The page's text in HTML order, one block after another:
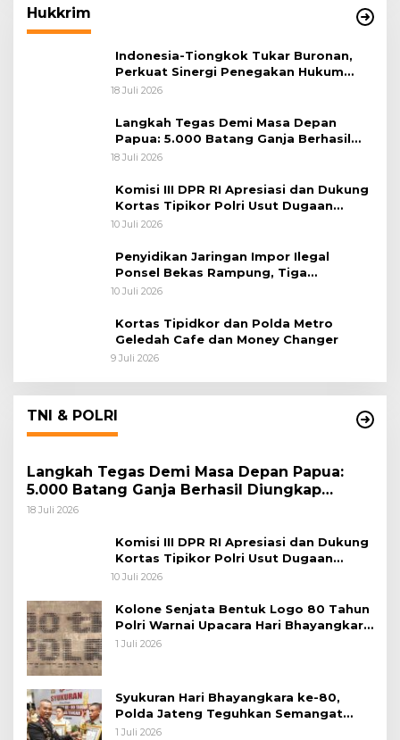
Hukkrim
Indonesia-Tiongkok Tukar Buronan,
Perkuat Sinergi Penegakan Hukum
Lintas Negara
18 Juli 2026
Langkah Tegas Demi Masa Depan
Papua: 5.000 Batang Ganja Berhasil
Diungkap Koops TNI Habema
18 Juli 2026
Komisi III DPR RI Apresiasi dan Dukung
Kortas Tipikor Polri Usut Dugaan
Korupsi Batu Bara
10 Juli 2026
Penyidikan Jaringan Impor Ilegal
Ponsel Bekas Rampung, Tiga
Tersangka Sudah P-21 dan Satu Buron
10 Juli 2026
Kortas Tipidkor dan Polda Metro
Geledah Cafe dan Money Changer
9 Juli 2026
TNI & POLRI
Langkah Tegas Demi Masa Depan Papua:
5.000 Batang Ganja Berhasil Diungkap
Koops TNI Habema
18 Juli 2026
Komisi III DPR RI Apresiasi dan Dukung
Kortas Tipikor Polri Usut Dugaan
Korupsi Batu Bara
10 Juli 2026
Kolone Senjata Bentuk Logo 80 Tahun
Polri Warnai Upacara Hari Bhayangkara
ke-80
1 Juli 2026
Syukuran Hari Bhayangkara ke-80,
Polda Jateng Teguhkan Semangat
Pengabdian dan Pererat Kebersamaan
1 Juli 2026